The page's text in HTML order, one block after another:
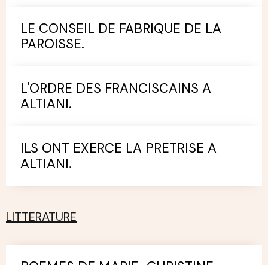
LE CONSEIL DE FABRIQUE DE LA
PAROISSE.
L'ORDRE DES FRANCISCAINS A
ALTIANI.
ILS ONT EXERCE LA PRETRISE A
ALTIANI.
LITTERATURE